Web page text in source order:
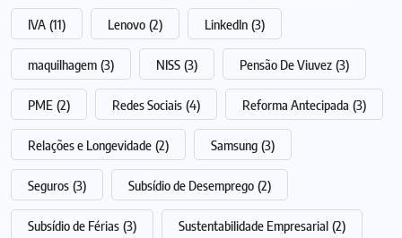
IVA (11) Lenovo (2) LinkedIn (3)
maquilhagem (3) NISS (3) Pensão De Viuvez (3)
PME (2) Redes Sociais (4) Reforma Antecipada (3)
Relações e Longevidade (2) Samsung (3)
Seguros (3) Subsídio de Desemprego (2)
Subsídio de Férias (3) Sustentabilidade Empresarial (2)